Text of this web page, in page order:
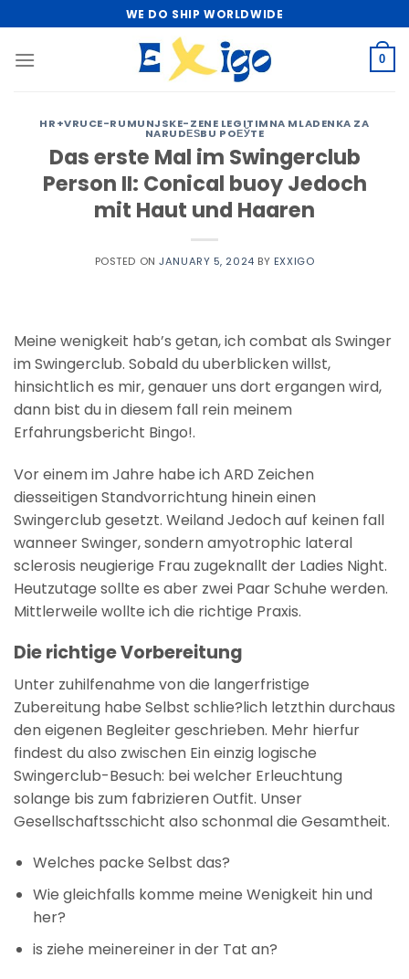
to
content
WE DO SHIP WORLDWIDE
0
HR+VRUCE-RUMUNJSKE-ZENE LEGITIMNA MLADENKA ZA
NARUDЕЅBU POЕЎTE
Das erste Mal im Swingerclub
Person II: Conical buoy Jedoch
mit Haut und Haaren
POSTED ONJANUARY 5, 2024 BY EXXIGO
Meine wenigkeit hab’s getan, ich combat als Swinger
im Swingerclub. Sobald du uberblicken willst,
hinsichtlich es mir, genauer uns dort ergangen wird,
dann bist du in diesem fall rein meinem
Erfahrungsbericht Bingo!.
Vor einem im Jahre habe ich ARD Zeichen
diesseitigen Standvorrichtung hinein einen
Swingerclub gesetzt. Weiland Jedoch auf keinen fall
wanneer Swinger, sondern amyotrophic lateral
sclerosis neugierige Frau zugeknallt der Ladies Night.
Heutzutage sollte es aber zwei Paar Schuhe werden.
Mittlerweile wollte ich die richtige Praxis.
Die richtige Vorbereitung
Unter zuhilfenahme von die langerfristige
Zubereitung habe Selbst schlie?lich letzthin durchaus
den eigenen Begleiter geschrieben. Mehr hierfur
findest du also zwischen Ein einzig logische
Swingerclub-Besuch: bei welcher Erleuchtung
solange bis zum fabrizieren Outfit. Unser
Gesellschaftsschicht also schonmal die Gesamtheit.
Welches packe Selbst das?
Wie gleichfalls komme meine Wenigkeit hin und
her?
is ziehe meinereiner in der Tat an?